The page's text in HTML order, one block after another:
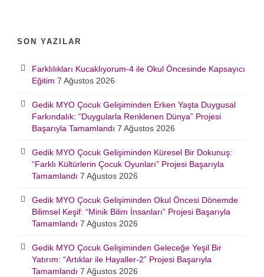
SON YAZILAR
Farklılıkları Kucaklıyorum-4 ile Okul Öncesinde Kapsayıcı
Eğitim 7 Ağustos 2026
Gedik MYO Çocuk Gelişiminden Erken Yaşta Duygusal
Farkındalık: “Duygularla Renklenen Dünya” Projesi
Başarıyla Tamamlandı 7 Ağustos 2026
Gedik MYO Çocuk Gelişiminden Küresel Bir Dokunuş:
“Farklı Kültürlerin Çocuk Oyunları” Projesi Başarıyla
Tamamlandı 7 Ağustos 2026
Gedik MYO Çocuk Gelişiminden Okul Öncesi Dönemde
Bilimsel Keşif: “Minik Bilim İnsanları” Projesi Başarıyla
Tamamlandı 7 Ağustos 2026
Gedik MYO Çocuk Gelişiminden Geleceğe Yeşil Bir
Yatırım: “Artıklar ile Hayaller-2” Projesi Başarıyla
Tamamlandı 7 Ağustos 2026